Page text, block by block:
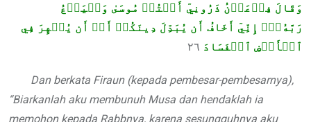
وَقَالَ فِرۡعَوۡنُ ذَرُونِيٓ أَقۡتُلۡ مُوسَىٰ وَلۡيَدۡعُ
رَبَّهُۥٓۖ إِنِّيٓ أَخَافُ أَن يُبَدِّلَ دِينَكُمۡ أَوۡ أَن يُظۡهِرَ فِي
ٱلۡأَرۡضِ ٱلۡفَسَادَ
Dan berkata Firaun (kepada pembesar-pembesarnya),
“Biarkanlah aku membunuh Musa dan hendaklah ia
memohon kepada Rabbnya, karena sesungguhnya aku